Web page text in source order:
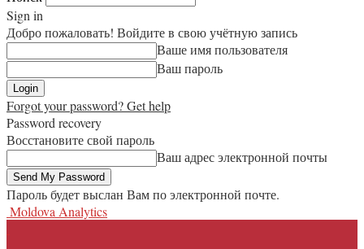
Sign in
Добро пожаловать! Войдите в свою учётную запись
Ваше имя пользователя
Ваш пароль
Forgot your password? Get help
Password recovery
Восстановите свой пароль
Ваш адрес электронной почты
Пароль будет выслан Вам по электронной почте.
Moldova Analytics